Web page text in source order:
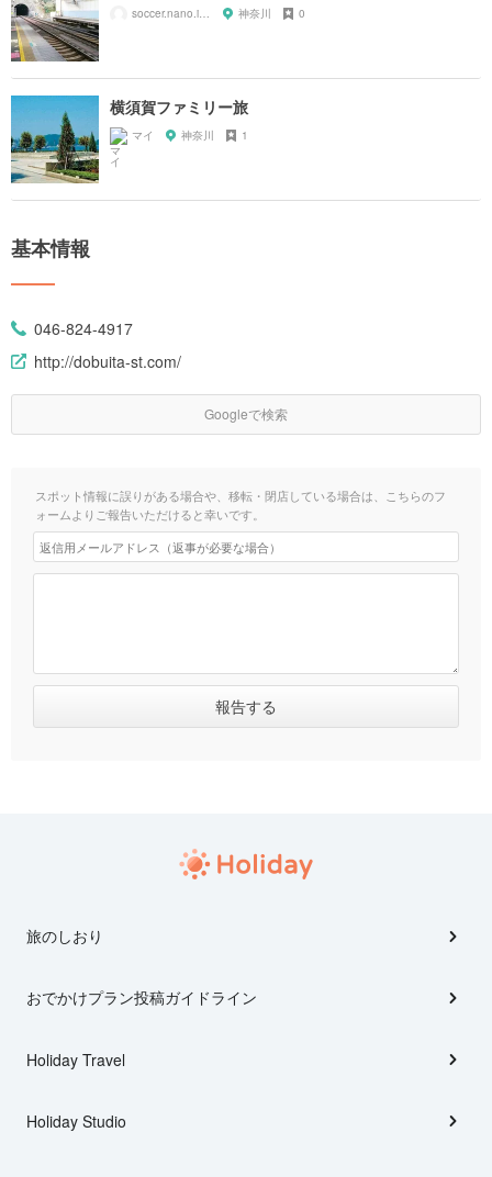
神奈川 0
横須賀ファミリー旅
マイ 神奈川 1
基本情報
046-824-4917
http://dobuita-st.com/
Googleで検索
スポット情報に誤りがある場合や、移転・閉店している場合は、こちらのフ
ォームよりご報告いただけると幸いです。
旅のしおり
おでかけプラン投稿ガイドライン
Holiday Travel
Holiday Studio